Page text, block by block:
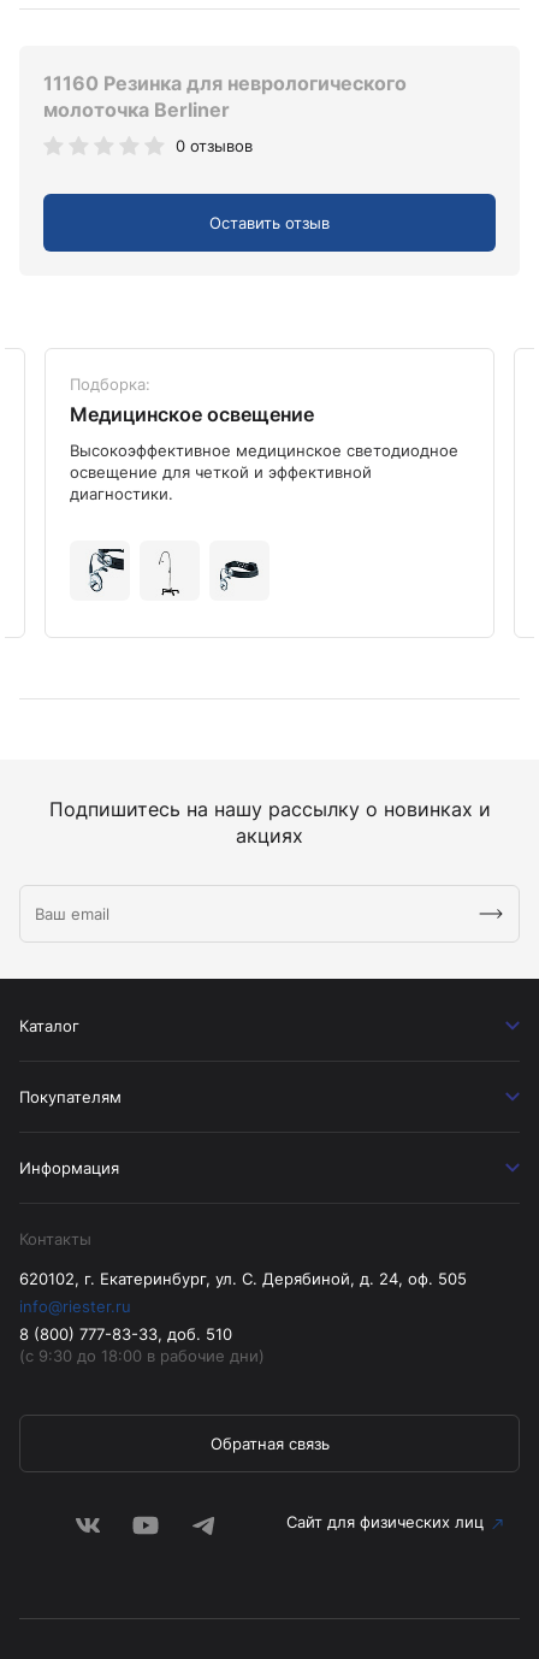
11160 Резинка для неврологического
молоточка Berliner
0 отзывов
Оставить отзыв
Подборка:
Медицинское освещение
Высокоэффективное медицинское светодиодное
освещение для четкой и эффективной
диагностики.
Подпишитесь на нашу рассылку о новинках и
акциях
Каталог
Покупателям
Информация
Контакты
620102, г. Екатеринбург, ул. С. Дерябиной, д. 24, оф. 505
info@riester.ru
8 (800) 777-83-33, доб. 510
(с 9:30 до 18:00 в рабочие дни)
Обратная связь
Сайт для физических лиц